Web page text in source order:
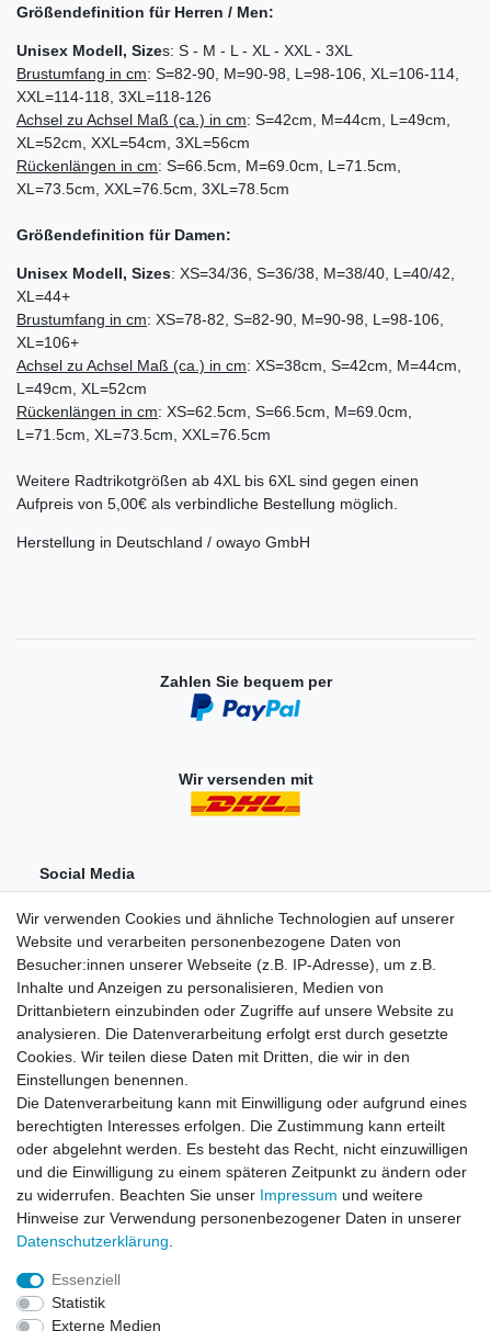
Größendefinition für Herren / Men:
Unisex Modell, Sizes: S - M - L - XL - XXL - 3XL
Brustumfang in cm: S=82-90, M=90-98, L=98-106, XL=106-114,
XXL=114-118, 3XL=118-126
Achsel zu Achsel Maß (ca.) in cm: S=42cm, M=44cm, L=49cm,
XL=52cm, XXL=54cm, 3XL=56cm
Rückenlängen in cm: S=66.5cm, M=69.0cm, L=71.5cm,
XL=73.5cm, XXL=76.5cm, 3XL=78.5cm
Größendefinition für Damen:
Unisex Modell, Sizes: XS=34/36, S=36/38, M=38/40, L=40/42,
XL=44+
Brustumfang in cm: XS=78-82, S=82-90, M=90-98, L=98-106,
XL=106+
Achsel zu Achsel Maß (ca.) in cm: XS=38cm, S=42cm, M=44cm,
L=49cm, XL=52cm
Rückenlängen in cm: XS=62.5cm, S=66.5cm, M=69.0cm,
L=71.5cm, XL=73.5cm, XXL=76.5cm
Weitere Radtrikotgrößen ab 4XL bis 6XL sind gegen einen
Aufpreis von 5,00€ als verbindliche Bestellung möglich.
Herstellung in Deutschland / owayo GmbH
Zahlen Sie bequem per
Wir versenden mit
Social Media
Einkaufen
Zahlungsarten
Versandarten & -kosten
Widerrufsrecht
Zum Online-Widerruf
Mein Konto
Login
Unternehmen
Wir verwenden Cookies und ähnliche Technologien auf unserer
Website und verarbeiten personenbezogene Daten von
Besucher:innen unserer Webseite (z.B. IP-Adresse), um z.B.
Inhalte und Anzeigen zu personalisieren, Medien von
Drittanbietern einzubinden oder Zugriffe auf unsere Website zu
analysieren. Die Datenverarbeitung erfolgt erst durch gesetzte
Cookies. Wir teilen diese Daten mit Dritten, die wir in den
Einstellungen benennen.
Die Datenverarbeitung kann mit Einwilligung oder aufgrund eines
berechtigten Interesses erfolgen. Die Zustimmung kann erteilt
oder abgelehnt werden. Es besteht das Recht, nicht einzuwilligen
und die Einwilligung zu einem späteren Zeitpunkt zu ändern oder
zu widerrufen. Beachten Sie unser Impressum und weitere
Hinweise zur Verwendung personenbezogener Daten in unserer
Daten­schutz­erklärung
Essenziell
Statistik
Externe Medien